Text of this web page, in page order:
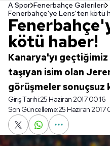
A Spor Fenerbahçe Galerileri
Fenerbahçe'ye Lens'ten kötü
kötü haber!
Kanarya'yı
taşıyan isim olan
görüşmeler sonuçsuz
Giriş Tarihi:25 Haziran 2017 00:16
Son Güncelleme:25 Haziran 2017